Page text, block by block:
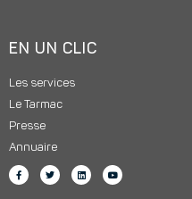
EN UN CLIC
Les services
Le Tarmac
Presse
Annuaire